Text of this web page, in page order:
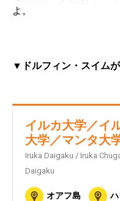
よ。
▼ドルフィン・スイム
イルカ大学／イ
大学／マンタ大
Iruka Daigaku / Iruka
Daigaku
オアフ島